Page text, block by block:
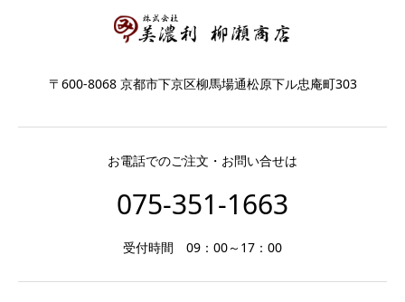
〒600-8068 京都市下京区柳馬場通松原下ル忠庵町303
お電話でのご注文・お問い合せは
075-351-1663
受付時間 09：00～17：00